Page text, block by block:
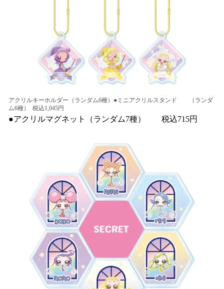
アクリルキーホルダー（ランダム6種）●ミニアクリルスタンド （ランダ
ム6種） 税込1,045円
●アクリルマグネット（ランダム7種） 税込715円